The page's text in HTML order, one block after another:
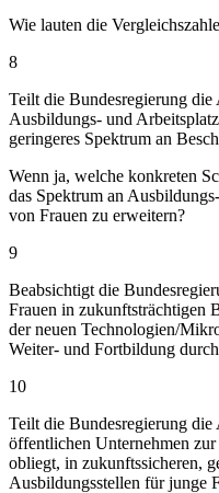
Wie lauten die
8
Teilt die Bundesregierung die
Ausbildungs- und
geringeres Spektrum an
Wenn ja, welche konkreten
das Spektrum an
von Frauen zu erweitern?
9
Beabsichtigt die
Frauen in zukunftsträchtigen
der neuen Technologien/
Weiter- und Fortbildung
10
Teilt die Bundesregierung die
öffentlichen Unternehmen
obliegt, in zukunftssicheren,
Ausbildungsstellen für junge